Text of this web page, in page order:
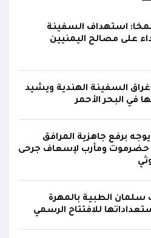
في هجوم حوثي
والمسيرات.. وتؤكد: الرد
الدولة مستمرة
حوثية بالمقذوفات على
الفريق أول ركن طارق
لن تثني القوات المسلحة عن
واستعادة الدولة وعاصمتها
استهداف السفينة
على مصالح اليمنيين
السفينة الهندية ويشيد
في البحر الأحمر
برفع جاهزية المرافق
حضرموت ومأرب لإسعاف جرحى
سلمان الطبية بالمهرة
للافتتاح الرسمي